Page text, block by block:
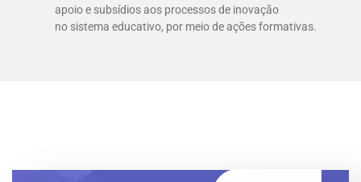
apoio e subsídios aos processos de inovação
no sistema educativo, por meio de ações formativas.